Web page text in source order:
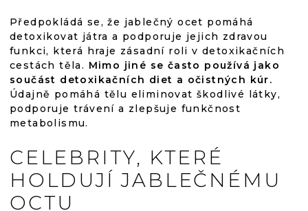
Předpokládá se, že jablečný ocet pomáhá
detoxikovat játra a podporuje jejich zdravou
funkci, která hraje zásadní roli v detoxikačních
cestách těla. Mimo jiné se často používá jako
součást detoxikačních diet a očistných kúr.
Údajně pomáhá tělu eliminovat škodlivé látky,
podporuje trávení a zlepšuje funkčnost
metabolismu.
CELEBRITY, KTERÉ
HOLDUJÍ JABLEČNÉMU
OCTU